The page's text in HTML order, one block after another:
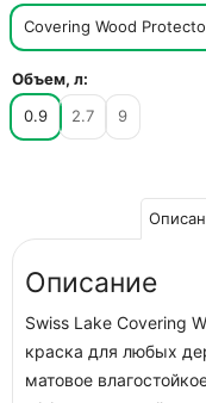
Covering Wood
Объем, л:
0.9
2.7 9
Описание
Swiss Lake Covering
краска для любых
матовое